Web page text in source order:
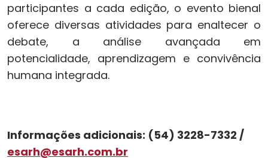
participantes a cada edição, o evento bienal
oferece diversas atividades para enaltecer o
debate, a análise avançada em
potencialidade, aprendizagem e convivência
humana integrada.
Informações adicionais: (54) 3228-7332 /
esarh@esarh.com.br